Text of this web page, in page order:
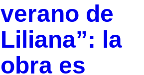
verano de
Liliana”: la
obra es